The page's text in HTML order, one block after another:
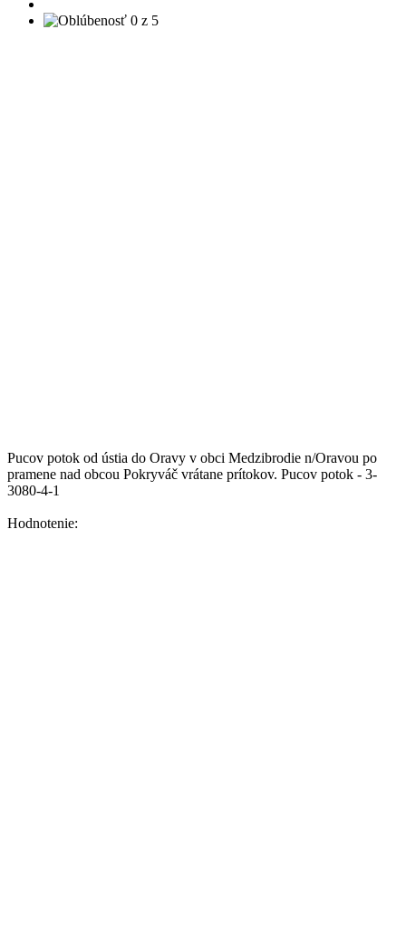
Pucov potok od ústia do Oravy v obci Medzibrodie n/Oravou po
pramene nad obcou Pokryváč vrátane prítokov. Pucov potok - 3-
3080-4-1
Hodnotenie: